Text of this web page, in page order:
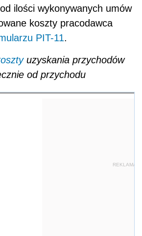
ilości wykonywanych umów
koszty pracodawca
PIT-11.
uzyskania przychodów
od przychodu
REKLAMA